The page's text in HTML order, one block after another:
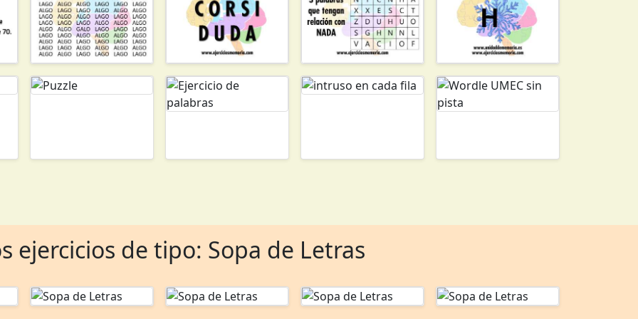
ejercicios de tipo: Sopa de Letras